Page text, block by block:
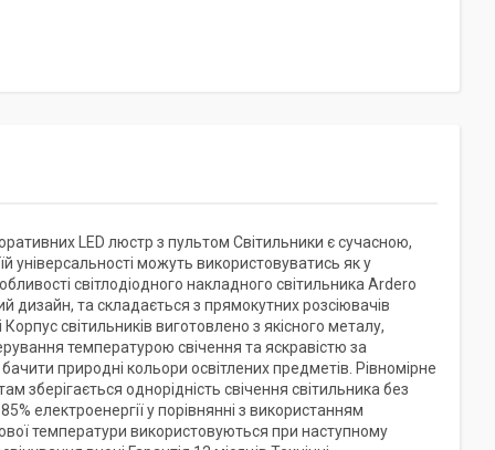
LED люстр з пультом Світильники є сучасною,
можуть використовуватись як у
світлодіодного накладного світильника Ardero
дизайн, та складається з прямокутних розсіювачів
світильників виготовлено з якісного металу,
температурою свічення та яскравістю за
природні кольори освітлених предметів. Рівномірне
зберігається однорідність свічення світильника без
електроенергії у порівнянні з використанням
температури використовуються при наступному